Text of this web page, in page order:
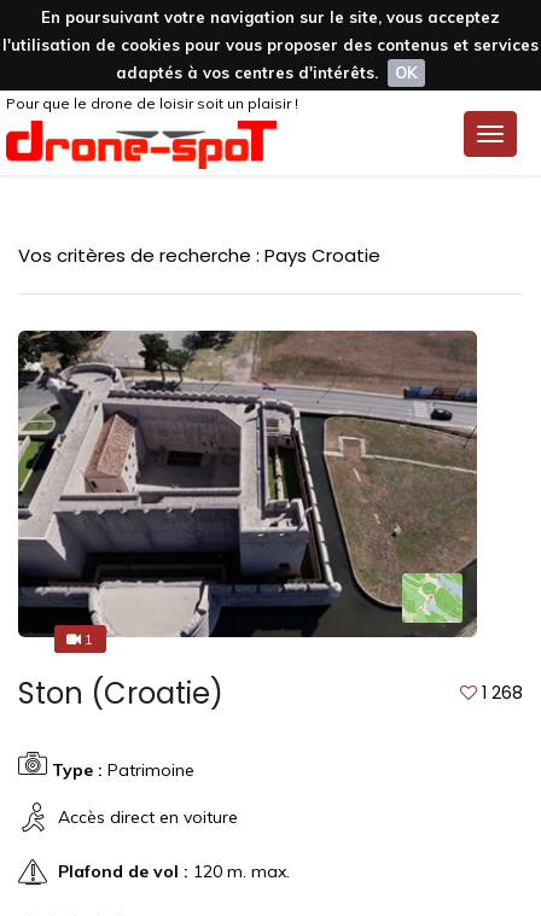
En poursuivant votre navigation sur le site, vous acceptez
l'utilisation de cookies pour vous proposer des contenus et services
adaptés à vos centres d'intérêts.
OK
Toggle
Pour que le drone de loisir soit un plaisir !
Vos critères de recherche : Pays Croatie
11
Ston (Croatie) 1 268
Type : Patrimoine
Accès direct en voiture
Plafond de vol : 120 m. max.